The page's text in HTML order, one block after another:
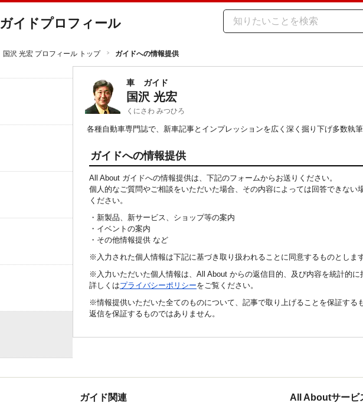
ガイドプロフィール
国沢 光宏 プロフィール トップ ガイドへの情報提供
車 ガイド
国沢 光宏
くにさわ みつひろ
各種自動車専門誌で、新車記事とインプレッションを広く深く掘り下げ多数執筆
ガイドへの情報提供
All About ガイドへの情報提供は、下記のフォームからお送りください。
個人的なご質問やご相談をいただいた場合、その内容によっては回答できない
ください。
・新製品、新サービス、ショップ等の案内
・イベントの案内
・その他情報提供 など
※入力された個人情報は下記に基づき取り扱われることに同意するものとします
※入力いただいた個人情報は、All About からの返信目的、及び内容を統計的に
詳しくはプライバシーポリシーをご覧ください。
※情報提供いただいた全てのものについて、記事で取り上げることを保証する
返信を保証するものではありません。
ガイド関連 All Aboutサービ